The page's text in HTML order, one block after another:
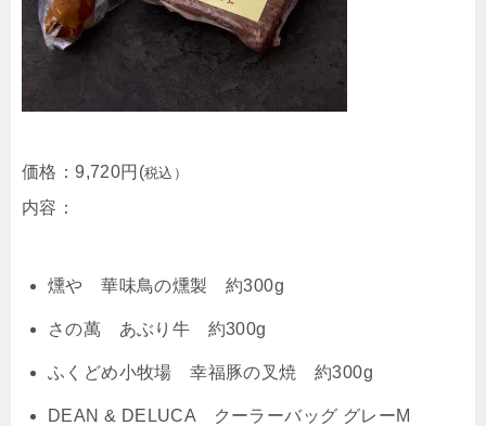
価格：9,720円(税込）
内容：
燻や 華味鳥の燻製 約300g
さの萬 あぶり牛 約300g
ふくどめ小牧場 幸福豚の叉焼 約300g
DEAN & DELUCA クーラーバッグ グレーM